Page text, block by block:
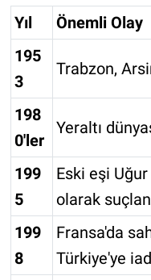
Yıl
Önemli Olay
195
3
Trabzon,
198
0'ler
Yeraltı
199
5
Eski eşi
olarak
199
8
Fransa'da
Türkiye'ye